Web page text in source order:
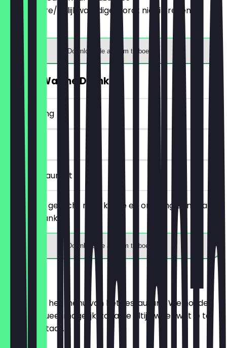
goedkopere/gelijkwaardige wordt niet in rekening
gebracht.
Download de app om te boeken
GRATIS Warme Drank
~€ 4 korting
90 dagen
in het restaurant
Bestel een gerecht naar keuze en ontvang een gratis
warme drank.
Download de app om te boeken
Menu
Hier vind je het menu van het restaurant. We houden
het zo actueel mogelijk, zodat je altijd weet wat je te
wachten staat.